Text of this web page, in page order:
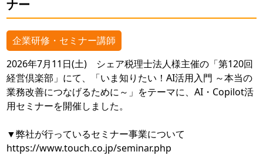
ナー
企業研修・セミナー講師
2026年7月11日(土) シェア税理士法人様主催の「第120回
経営倶楽部」にて、「いま知りたい！AI活用入門 ～本当の
業務改善につなげるために～」をテーマに、AI・Copilot活
用セミナーを開催しました。
▼弊社が行っているセミナー事業について
https://www.touch.co.jp/seminar.php